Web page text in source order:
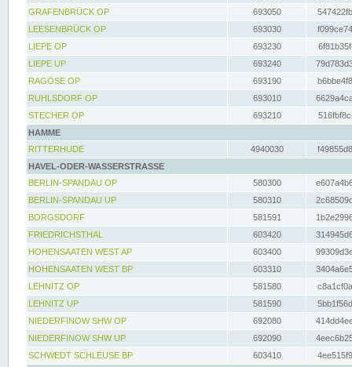
GRAFENBRÜCK OP
693050
LEESENBRÜCK OP
693030
LIEPE OP
693230
LIEPE UP
693240
RAGÖSE OP
693190
RUHLSDORF OP
693010
STECHER OP
693210
HAMME
RITTERHUDE
4940030
HAVEL-ODER-WASSERSTRASSE
BERLIN-SPANDAU OP
580300
BERLIN-SPANDAU UP
580310
BORGSDORF
581591
FRIEDRICHSTHAL
603420
HOHENSAATEN WEST AP
603400
HOHENSAATEN WEST BP
603310
LEHNITZ OP
581580
LEHNITZ UP
581590
NIEDERFINOW SHW OP
692080
NIEDERFINOW SHW UP
692090
SCHWEDT SCHLEUSE BP
603410